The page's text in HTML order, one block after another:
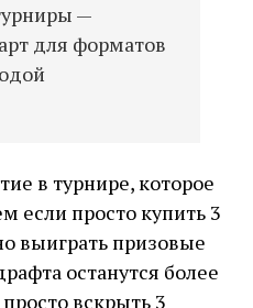
—
для форматов
в турнире, которое
если просто купить 3
выиграть призовые
останутся более
вскрыть 3